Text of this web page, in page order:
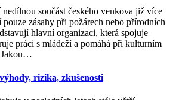
součást českého venkova již více
zásahy při požárech nebo přírodních
hlavní organizaci, která spojuje
práci s mládeží a pomáhá při kulturním
…
rizika, zkušenosti